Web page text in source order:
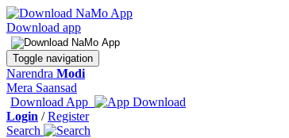
Download app
Toggle navigation
Narendra Modi
Mera Saansad
Download App
Login /Register
Search